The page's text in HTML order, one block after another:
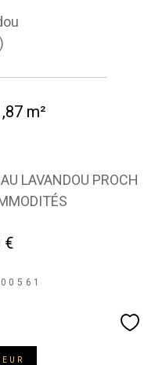
m²
LAVANDOU PROCH
€